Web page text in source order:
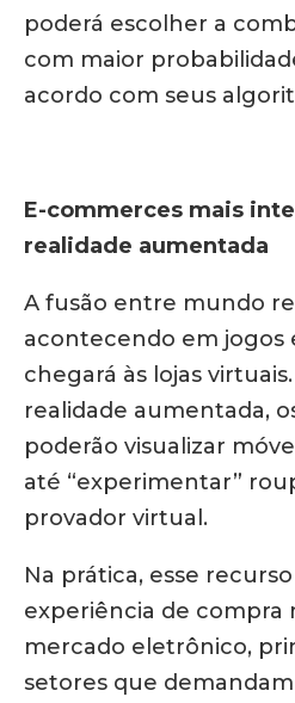
poderá escolher a
com maior
acordo com seus
E-commerces mais
realidade aumentada
A fusão entre mundo
acontecendo em jogos
chegará às lojas
realidade aumentada,
poderão visualizar
até “experimentar”
provador virtual.
Na prática, esse
experiência de compra
mercado eletrônico,
setores que